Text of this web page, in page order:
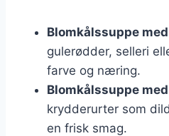
Blomkålssuppe
gulerødder, selleri
farve og næring.
Blomkålssuppe
krydderurter som
en frisk smag.